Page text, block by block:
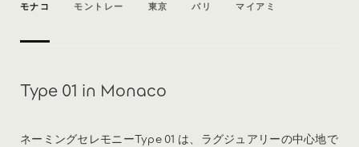
モナコ モントレー 東京 パリ マイアミ
Type 01 in Monaco
ネーミングセレモニーType 01 は、ラグジュアリーの中心地で